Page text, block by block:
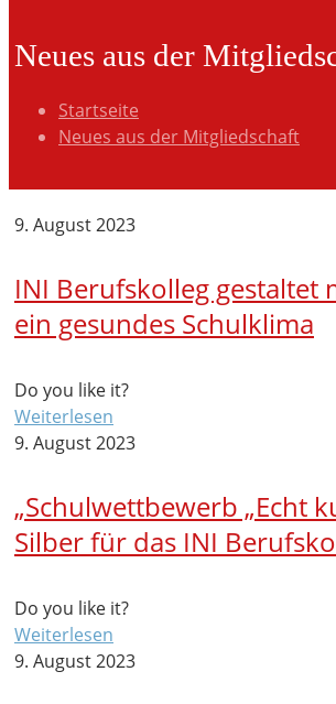
Neues aus der
Startseite
Neues aus der Mitgliedschaft
9. August 2023
INI Berufskolleg gestaltet
ein gesundes Schulklima
Do you like it?
Weiterlesen
9. August 2023
„Schulwettbewerb „Echt
Silber für das INI
Do you like it?
Weiterlesen
9. August 2023